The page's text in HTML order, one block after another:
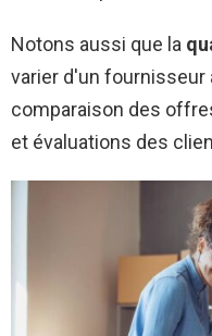
Notons aussi que la
varier d'un fournisseur
comparaison des
et évaluations des